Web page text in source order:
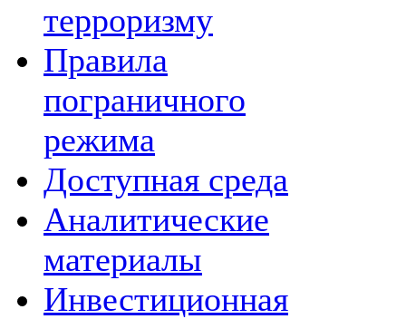
терроризму
Правила
пограничного
режима
Доступная среда
Аналитические
материалы
Инвестиционная